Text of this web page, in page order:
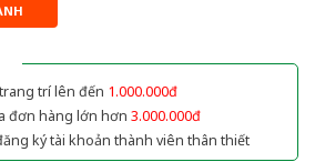
trí lên đến 1.000.000đ
đơn hàng lớn hơn 3.000.000đ
ký tài khoản thành viên thân thiết